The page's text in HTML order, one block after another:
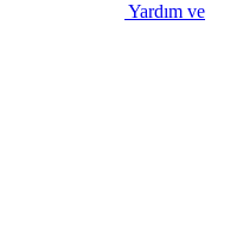
Yardım ve